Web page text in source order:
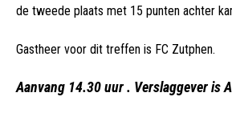
de tweede plaats met 15 punten achter
Gastheer voor dit treffen is FC Zutphen.
Aanvang 14.30 uur . Verslaggever is